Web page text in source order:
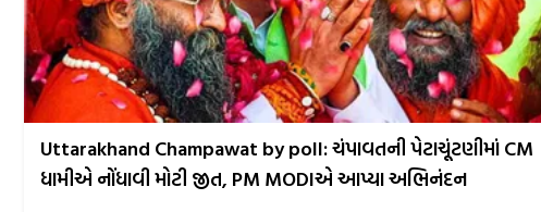
Uttarakhand Champawat by poll: ચંપાવતની પેટાચૂંટણીમાં CM
ધામીએ નોંધાવી મોટી જીત, PM MODIએ આપ્યા અભિનંદન